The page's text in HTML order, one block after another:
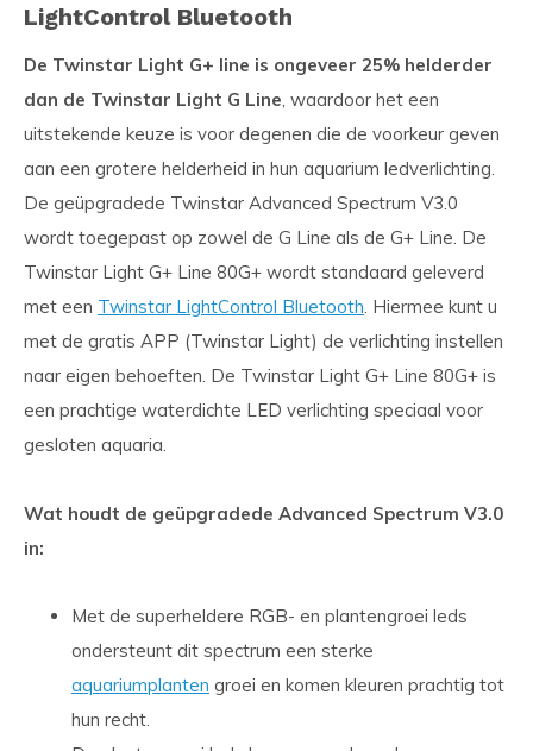
LightControl Bluetooth
De Twinstar Light G+ line is ongeveer 25% helderder
dan de Twinstar Light G Line, waardoor het een
uitstekende keuze is voor degenen die de voorkeur geven
aan een grotere helderheid in hun aquarium ledverlichting.
De geüpgradede Twinstar Advanced Spectrum V3.0
wordt toegepast op zowel de G Line als de G+ Line. De
Twinstar Light G+ Line 80G+ wordt standaard geleverd
met een Twinstar LightControl Bluetooth. Hiermee kunt u
met de gratis APP (Twinstar Light) de verlichting instellen
naar eigen behoeften. De Twinstar Light G+ Line 80G+ is
een prachtige waterdichte LED verlichting speciaal voor
gesloten aquaria.
Wat houdt de geüpgradede Advanced Spectrum V3.0
in:
Met de superheldere RGB- en plantengroei leds
ondersteunt dit spectrum een sterke
aquariumplanten groei en komen kleuren prachtig tot
hun recht.